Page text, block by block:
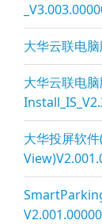
大华云联电
大华云联电
大华投屏软件